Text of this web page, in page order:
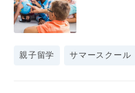
親子留学 サマースクール